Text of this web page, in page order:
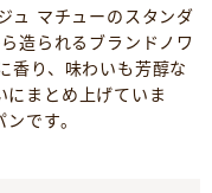
ュ マチューのスタンダ
造られるブランドノワ
香り、味わいも芳醇な
にまとめ上げていま
です。